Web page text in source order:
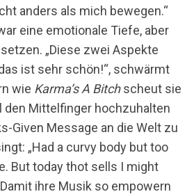
anders als mich bewegen.“
eine emotionale Tiefe, aber
„Diese zwei Aspekte
ist sehr schön!“, schwärmt
wie Karma’s A Bitchscheut sie
den Mittelfinger hochzuhalten
Given Message an die Welt zu
„Had a curvy body but too
But today thot sells I might
ihre Musik so empowern